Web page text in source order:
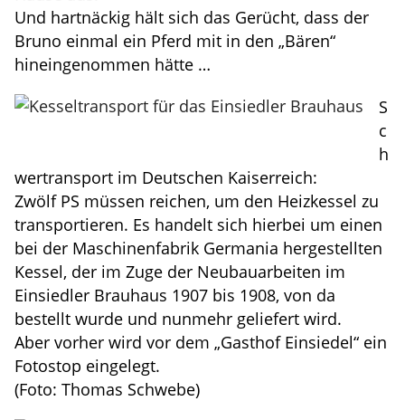
Und hartnäckig hält sich das Gerücht, dass der
Bruno einmal ein Pferd mit in den „Bären“
hineingenommen hätte …
S
c
h
wertransport im Deutschen Kaiserreich:
Zwölf PS müssen reichen, um den Heizkessel zu
transportieren. Es handelt sich hierbei um einen
bei der Maschinenfabrik Germania hergestellten
Kessel, der im Zuge der Neubauarbeiten im
Einsiedler Brauhaus 1907 bis 1908, von da
bestellt wurde und nunmehr geliefert wird.
Aber vorher wird vor dem „Gasthof Einsiedel“ ein
Fotostop eingelegt.
(Foto: Thomas Schwebe)